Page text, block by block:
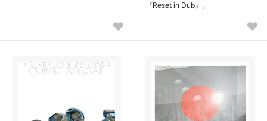
『Reset in Dub』。